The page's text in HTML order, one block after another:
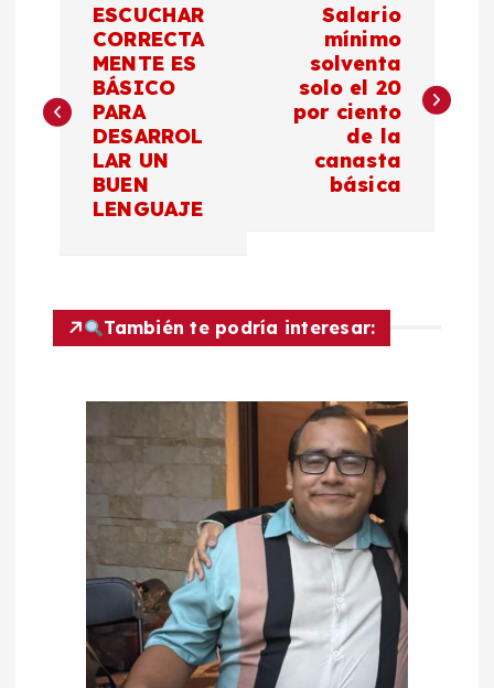
v
c
ESCUCHAR
CORRECTA
MENTE ES
BÁSICO
PARA
DESARROL
LAR UN
BUEN
LENGUAJE
Salario
mínimo
solventa
solo el 20
por ciento
de la
canasta
básica
También te podría interesar: